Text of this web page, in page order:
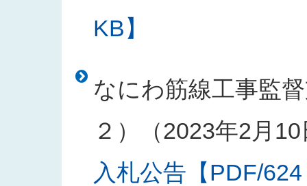
KB】
なにわ筋線工事監
２）（2023年2月
入札公告【PDF/